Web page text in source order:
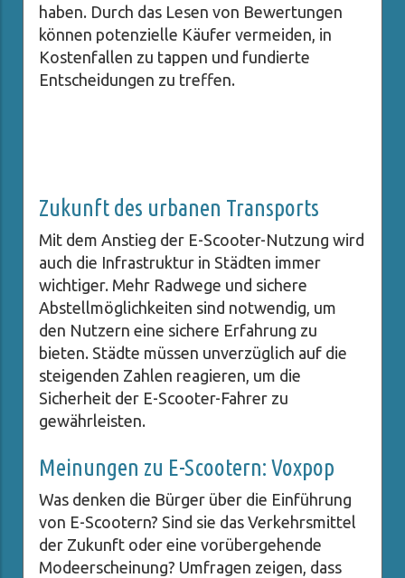
haben. Durch das Lesen von Bewertungen
können potenzielle Käufer vermeiden, in
Kostenfallen zu tappen und fundierte
Entscheidungen zu treffen.
Zukunft des urbanen Transports
Mit dem Anstieg der E-Scooter-Nutzung wird
auch die Infrastruktur in Städten immer
wichtiger. Mehr Radwege und sichere
Abstellmöglichkeiten sind notwendig, um
den Nutzern eine sichere Erfahrung zu
bieten. Städte müssen unverzüglich auf die
steigenden Zahlen reagieren, um die
Sicherheit der E-Scooter-Fahrer zu
gewährleisten.
Meinungen zu E-Scootern: Voxpop
Was denken die Bürger über die Einführung
von E-Scootern? Sind sie das Verkehrsmittel
der Zukunft oder eine vorübergehende
Modeerscheinung? Umfragen zeigen, dass